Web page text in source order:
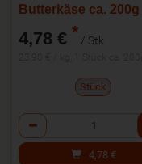
Butterkäse ca. 200g
4,78 € * / Stk
Stück
Anzahl
4,78 €